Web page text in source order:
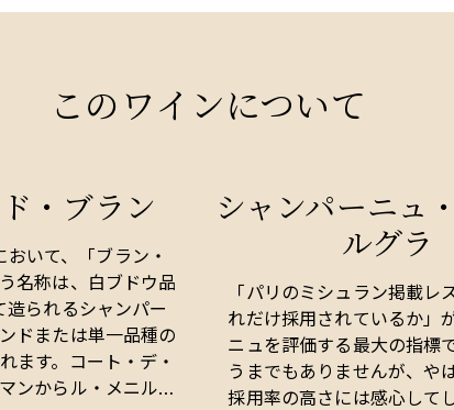
このワインについて
・ブラン
いて、「ブラン・
名称は、白ブドウ品
造られるシャンパー
ドまたは単一品種の
ます。コート・デ・
ンからル・メニル・
シャンパーニュ
ルグラ
「パリのミシュラン掲載レ
れだけ採用されているか」
ニュを評価する最大の指標
うまでもありませんが、や
採用率の高さには感心して